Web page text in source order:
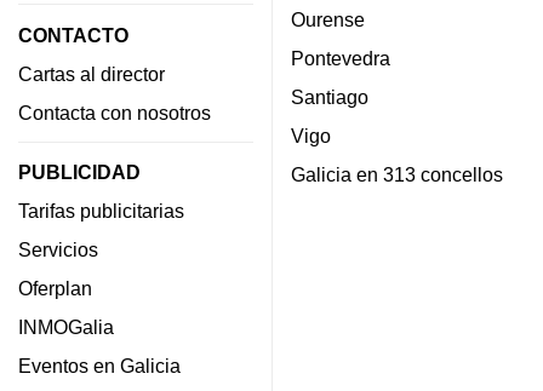
CONTACTO
Cartas al director
Contacta con nosotros
PUBLICIDAD
Tarifas publicitarias
Servicios
Oferplan
INMOGalia
Eventos en Galicia
Ourense
Pontevedra
Santiago
Vigo
Galicia en 313 concellos